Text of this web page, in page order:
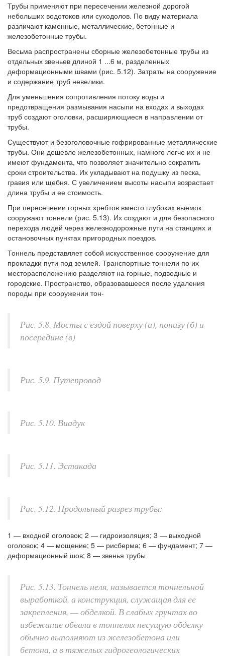
Трубы применяют при пересечении железной дорогой
небольших водотоков или суходолов. По виду материала
различают каменные, металлические, бетонные и
железобетонные трубы.
Весьма распространены сборные железобетонные трубы из
отдельных звеньев длиной 1 ...6 м, разделенных
деформационными швами (рис. 5.12). Затраты на сооружение
и содержание труб невелики.
Для уменьшения сопротивления потоку воды и
предотвращения размывания насыпи на входах и выходах
труб создают оголовки, расширяющиеся в направлении от
трубы.
Существуют и безоголовочные гофрированные металлические
трубы. Они дешевле железобетонных, намного легче их и не
имеют фундамента, что позволяет значительно сократить
сроки строительства. Их укладывают на подушку из песка,
гравия или щебня. С увеличением высоты насыпи возрастает
длина трубы и ее стоимость.
При пересечении горных хребтов вместо глубоких выемок
сооружают тоннели (рис. 5.13). Их создают и для безопасного
перехода людей через железнодорожные пути на станциях и
остановочных пунктах пригородных поездов.
Тоннель представляет собой искусственное сооружение для
прокладки пути под землей. Транспортные тоннели по их
месторасположению разделяют на горные, подводные и
городские. Пространство, образовавшееся после удаления
породы при сооружении тон-
Рис. 5.8. Мосты с ездой поверху (а), понизу (б) и
посередине (в)
Рис. 5.9. Путепровод
Рис. 5.10. Виадук
Рис. 5.11. Эстакада
Рис. 5.12. Продольный разрез трубы:
1 — входной оголовок; 2 — гидроизоляция; 3 — выходной
оголовок; 4 — мощение; 5 — рисберма; 6 — фундамент; 7 —
деформационный шов; 8 — звенья трубы
Рис. 5.13. Тоннель неля, называется тоннельной
выработкой, а конструкция, служащая для ее
закрепления, — обделкой. В слабых грунтах во
избежание обвала в тоннелях несущую обделку
обычно выполняют из железобетона или
бетона, а в тяжелых гидрогеологических